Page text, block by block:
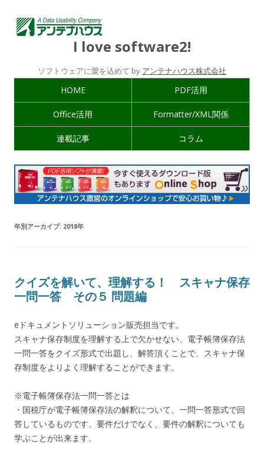
I love software2!
ソフトウェアに愛を込めて by アンテナハウス株式会社
HOME PDF活用
Office活用 Formatter/XML関係
連載記事 コラム
年別アーカイブ: 2018年
クイズを解いて、理解する！ スキャナ保存
一問一答 その５ 問題編
eドキュメントソリューション販売担当です。
スキャナ保存制度を理解する上で欠かせない、電子帳簿保存法
一問一答をクイズ形式で出題し、解答頂くことで、スキャナ保
存制度をよりよく理解することができます。
※電子帳簿保存法一問一答とは
・国税庁が電子帳簿保存法の解釈について、一問一答形式で回
答しているものです。要件だけでなく、要件の解釈についても
学ぶことが出来ます。